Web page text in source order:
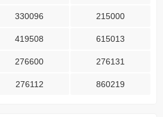
330096 215000
419508 615013
276600 276131
276112 860219